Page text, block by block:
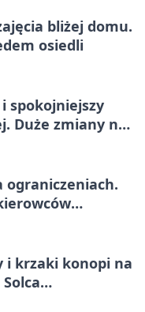
bliżej domu.
osiedli
spokojniejszy
Duże zmiany na
ograniczeniach.
i krzaki konopi na